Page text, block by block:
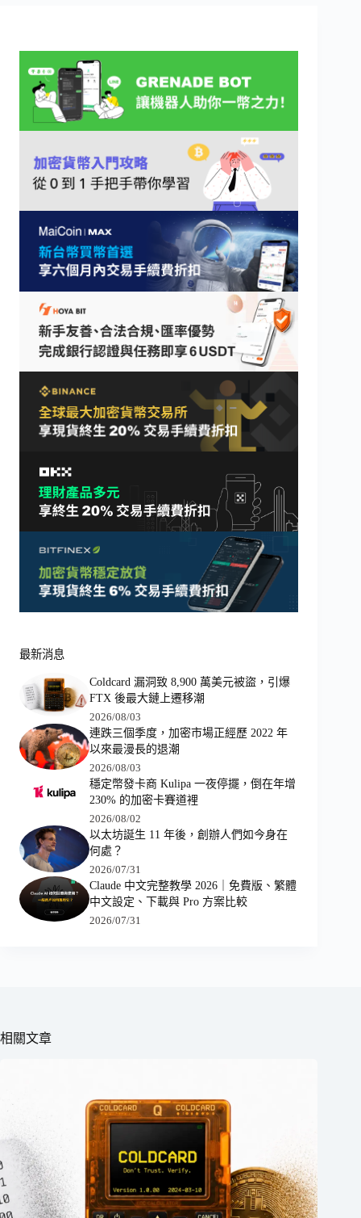
最新消息
Coldcard 漏洞致 8,900 萬美元被盜，引爆
FTX 後最大鏈上遷移潮
2026/08/03
連跌三個季度，加密市場正經歷 2022 年
以來最漫長的退潮
2026/08/03
穩定幣發卡商 Kulipa 一夜停擺，倒在年增
230% 的加密卡賽道裡
2026/08/02
以太坊誕生 11 年後，創辦人們如今身在
何處？
2026/07/31
Claude 中文完整教學 2026｜免費版、繁體
中文設定、下載與 Pro 方案比較
2026/07/31
相關文章